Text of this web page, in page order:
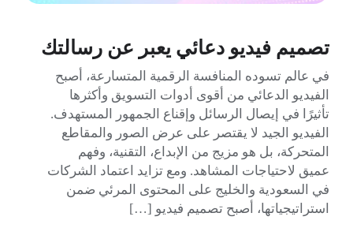
تصميم فيديو دعائي يعبر عن رسالتك
في عالم تسوده المنافسة الرقمية المتسارعة، أصبح
الفيديو الدعائي من أقوى أدوات التسويق وأكثرها
تأثيرًا في إيصال الرسائل وإقناع الجمهور المستهدف.
الفيديو الجيد لا يقتصر على عرض الصور والمقاطع
المتحركة، بل هو مزيج من الإبداع، التقنية، وفهم
عميق لاحتياجات المشاهد. ومع تزايد اعتماد الشركات
في السعودية والخليج على المحتوى المرئي ضمن
استراتيجياتها، أصبح تصميم فيديو […]